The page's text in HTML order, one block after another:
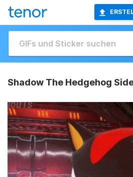
Shadow The Hedgehog